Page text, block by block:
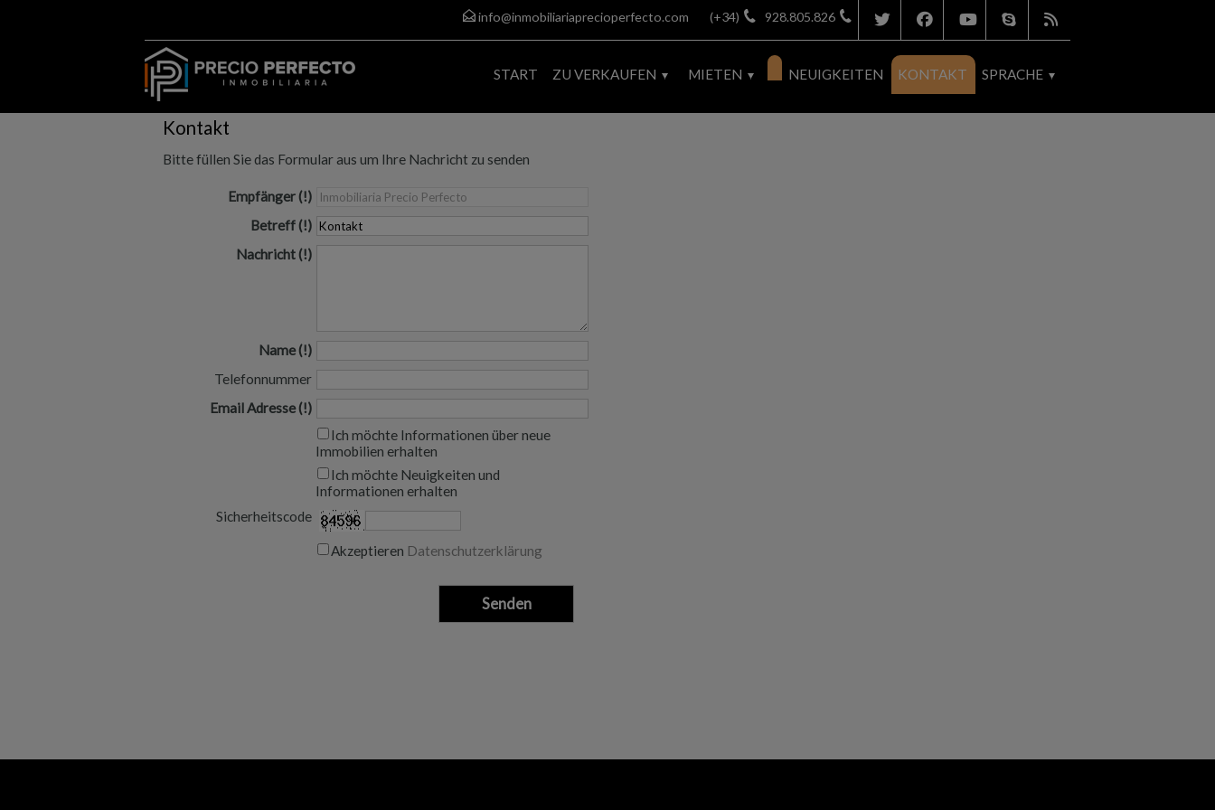
(+34) 928.805.826
info@inmobiliariaprecioperfecto.com
START ZU VERKAUFEN MIETEN NEUIGKEITEN KONTAKT SPRACHE
Kontakt
Bitte füllen Sie das Formular aus um Ihre Nachricht zu senden
Empfänger
Betreff
Nachricht
Name
Telefonnummer
Email Adresse
Ich möchte Informationen über neue
Immobilien erhalten
Ich möchte Neuigkeiten und
Informationen erhalten
Sicherheitscode
Akzeptieren Datenschutzerklärung